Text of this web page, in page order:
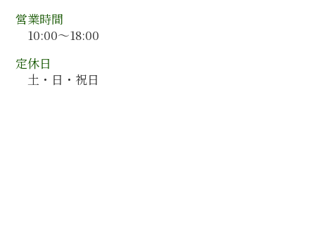
営業時間
10:00～18:00
定休日
土・日・祝日